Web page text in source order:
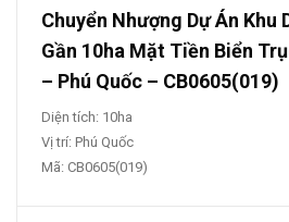
Chuyển Nhượng Dự Án Khu
Gần 10ha Mặt Tiền Biển
– Phú Quốc – CB0605(019)
Diện tích: 10ha
Vị trí: Phú Quốc
Mã: CB0605(019)